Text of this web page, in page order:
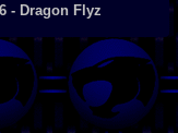
- Dragon Flyz